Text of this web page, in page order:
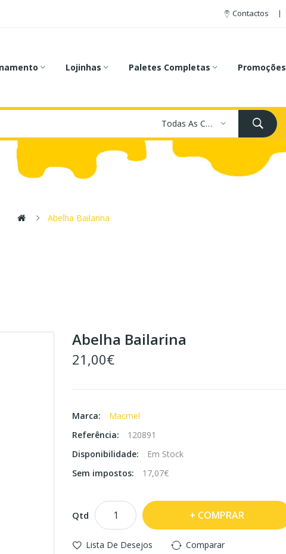
Contactos
Lojinhas Paletes Completas Promoções
Todas As Categorias
Abelha Bailarina
Abelha Bailarina
21,00€
Marca:
Macmel
Referência:
120891
Disponibilidade:
Em Stock
Sem impostos:
17,07€
Qtd COMPRAR
Lista De Desejos Comparar